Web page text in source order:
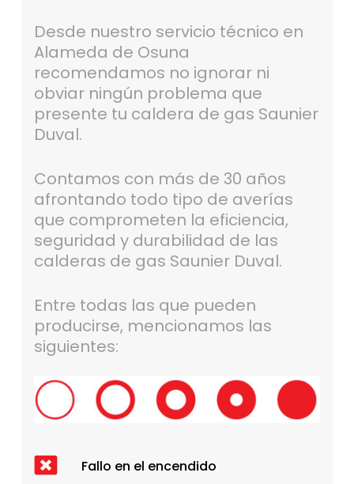
Desde nuestro servicio técnico en
Alameda de Osuna
recomendamos no ignorar ni
obviar ningún problema que
presente tu caldera de gas Saunier
Duval.
Contamos con más de 30 años
afrontando todo tipo de averías
que comprometen la eficiencia,
seguridad y durabilidad de las
calderas de gas Saunier Duval.
Entre todas las que pueden
producirse, mencionamos las
siguientes:
Fallo en el encendido